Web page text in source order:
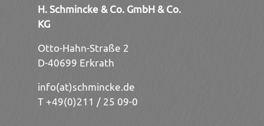
H. Schmincke & Co. GmbH & Co.
KG
Otto-Hahn-Straße 2
D-40699 Erkrath
info(at)schmincke.de
T +49(0)211 / 25 09-0